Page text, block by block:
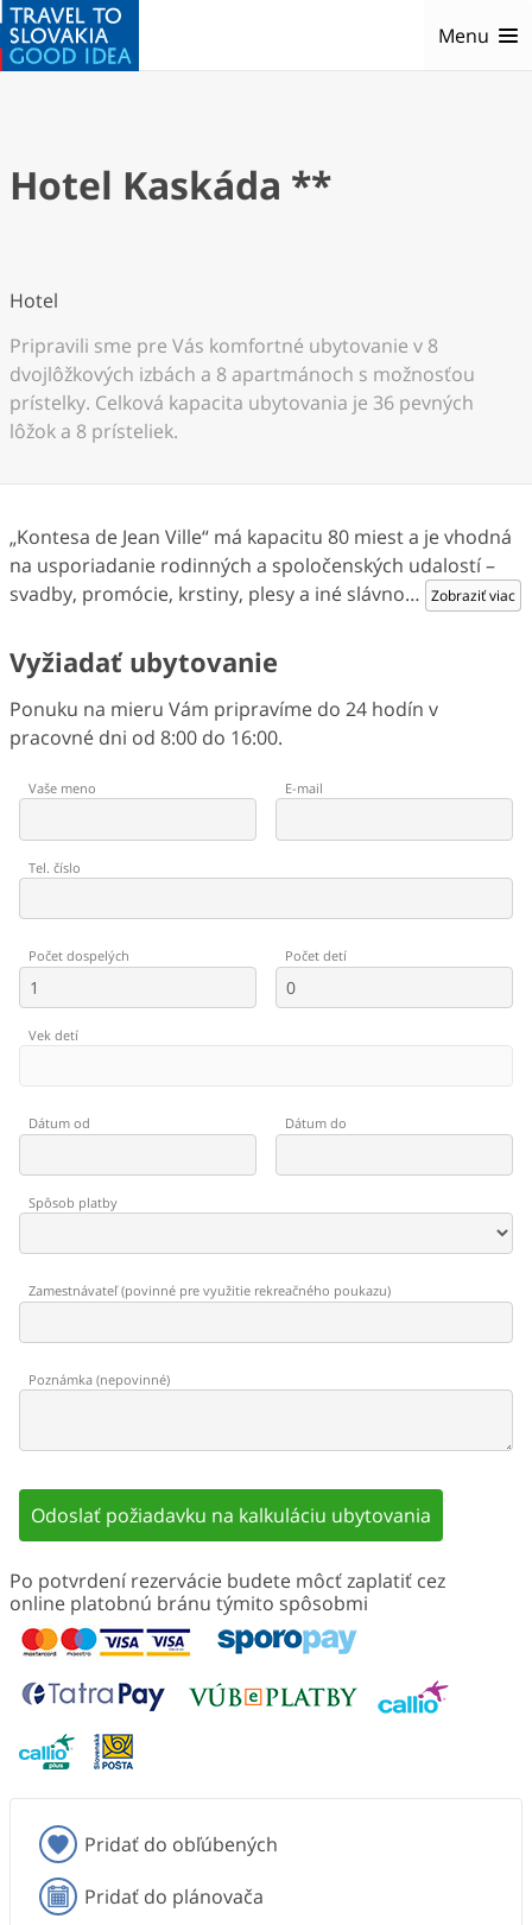
Menu
Hotel Kaskáda **
Hotel
Pripravili sme pre Vás komfortné ubytovanie v 8
dvojlôžkových izbách a 8 apartmánoch s možnosťou
prístelky. Celková kapacita ubytovania je 36 pevných
lôžok a 8 prísteliek.
„Kontesa de Jean Ville“ má kapacitu 80 miest a je vhodná
na usporiadanie rodinných a spoločenských udalostí –
svadby, promócie, krstiny, plesy a iné slávno… Zobraziť viac
Vyžiadať ubytovanie
Ponuku na mieru Vám pripravíme do 24 hodín v
pracovné dni od 8:00 do 16:00.
Vaše meno E-mail
Tel. číslo
Počet dospelých Počet detí
Vek detí
Dátum od Dátum do
Spôsob platby
Zamestnávateľ(povinné pre využitie rekreačného poukazu)
Poznámka (nepovinné)
Odoslať požiadavku na kalkuláciu ubytovania
Po potvrdení rezervácie budete môcť zaplatiť cez
online platobnú bránu týmito spôsobmi
Pridať do obľúbených
Pridať do plánovača